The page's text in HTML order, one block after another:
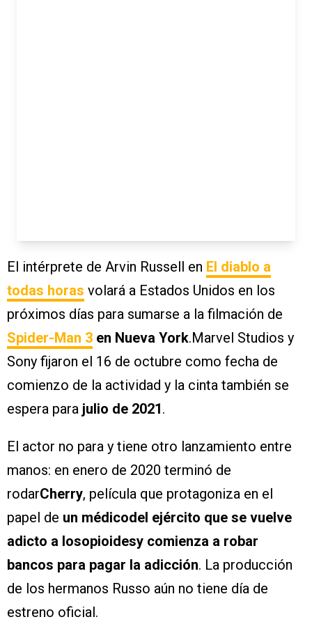
El intérprete de Arvin Russell en El diablo a
todas horas volará a Estados Unidos en los
próximos días para sumarse a la filmación de
Spider-Man 3 en Nueva York.Marvel Studios y
Sony fijaron el 16 de octubre como fecha de
comienzo de la actividad y la cinta también se
espera para julio de 2021.
El actor no para y tiene otro lanzamiento entre
manos: en enero de 2020 terminó de
rodarCherry, película que protagoniza en el
papel de un médicodel ejército que se vuelve
adicto a losopioidesy comienza a robar
bancos para pagar la adicción. La producción
de los hermanos Russo aún no tiene día de
estreno oficial.